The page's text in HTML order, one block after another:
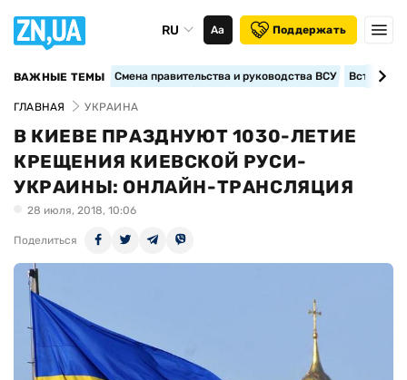
RU Аа Поддержать
ВАЖНЫЕ ТЕМЫ Смена правительства и руководства ВСУ
ГЛАВНАЯ УКРАИНА
В КИЕВЕ ПРАЗДНУЮТ 1030-ЛЕТИЕ
КРЕЩЕНИЯ КИЕВСКОЙ РУСИ-
УКРАИНЫ: ОНЛАЙН-ТРАНСЛЯЦИЯ
28 июля, 2018, 10:06
Поделиться